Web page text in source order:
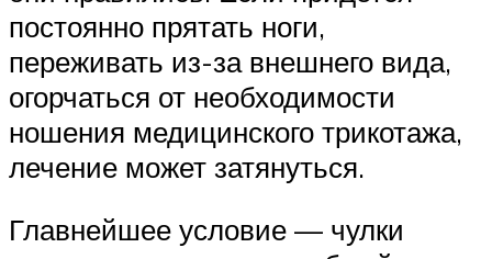
постоянно прятать ноги,
переживать из-за внешнего вида,
огорчаться от необходимости
ношения медицинского трикотажа,
лечение может затянуться.
Главнейшее условие — чулки